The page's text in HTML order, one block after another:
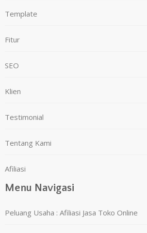
Template
Fitur
SEO
Klien
Testimonial
Tentang Kami
Afiliasi
Menu Navigasi
Peluang Usaha : Afiliasi Jasa Toko Online